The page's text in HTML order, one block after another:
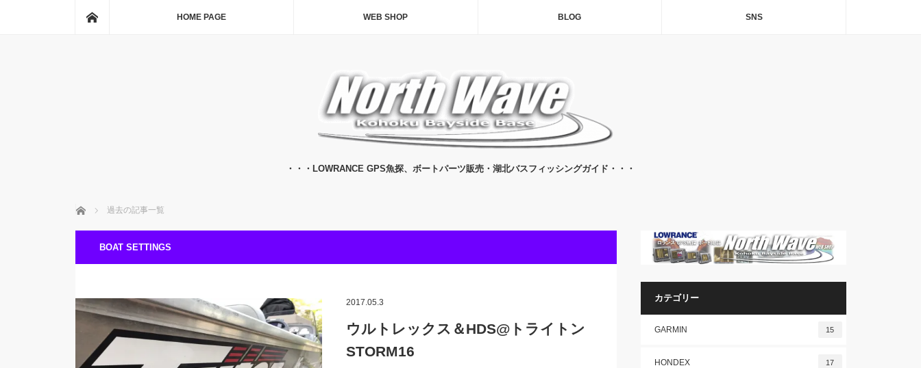
HOME PAGE WEB SHOP BLOG SNS
・・・LOWRANCE GPS魚探、ボートパーツ販売・湖北バスフィッシングガイド・・・
ホーム 過去の記事一覧
BOAT SETTINGS
2017.05.3
ウルトレックス＆HDS@トライトン
STORM16
カテゴリー
GARMIN 15
HONDEX 17